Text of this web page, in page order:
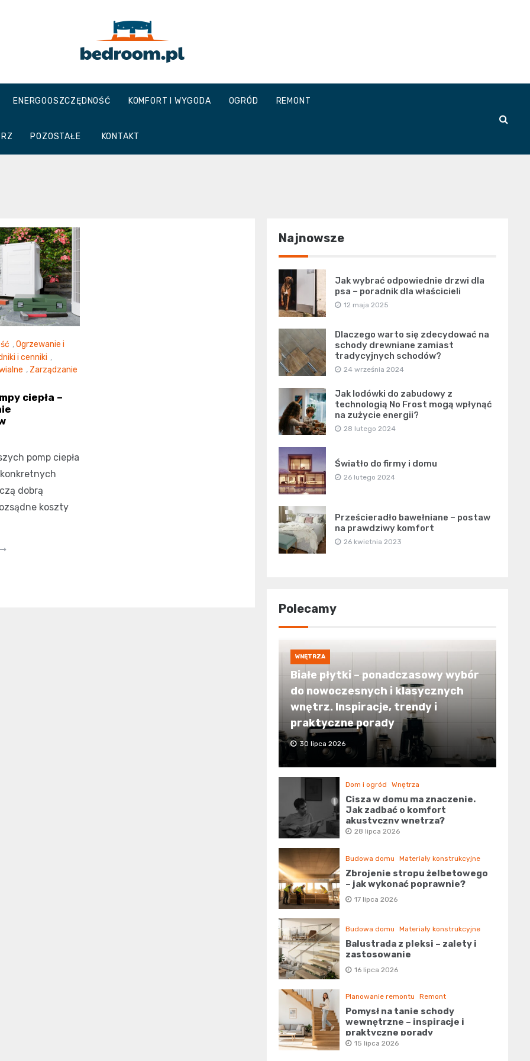
Bedroom.pl
ENERGOOSZCZĘDNOŚĆ KOMFORT I WYGODA OGRÓD REMONT
POZOSTAŁE KONTAKT
,Ogrzewanie i
i cenniki ,
, Zarządzanie
ciepła –
pomp ciepła
dobrą
koszty
Najnowsze
Jak wybrać odpowiednie drzwi dla
psa – poradnik dla właścicieli
12 maja 2025
Dlaczego warto się zdecydować na
schody drewniane zamiast
tradycyjnych schodów?
24 września 2024
Jak lodówki do zabudowy z
technologią No Frost mogą wpłynąć
na zużycie energii?
28 lutego 2024
Światło do firmy i domu
26 lutego 2024
Prześcieradło bawełniane – postaw
na prawdziwy komfort
26 kwietnia 2023
Polecamy
WNĘTRZA
Białe płytki – ponadczasowy wybór
do nowoczesnych i klasycznych
wnętrz. Inspiracje, trendy i
praktyczne porady
30 lipca 2026
Dom i ogród Wnętrza
Cisza w domu ma znaczenie.
Jak zadbać o komfort
akustyczny wnętrza?
28 lipca 2026
Budowa domu Materiały konstrukcyjne
Zbrojenie stropu żelbetowego
– jak wykonać poprawnie?
17 lipca 2026
Budowa domu Materiały konstrukcyjne
Balustrada z pleksi – zalety i
zastosowanie
16 lipca 2026
Planowanie remontu Remont
Pomysł na tanie schody
wewnętrzne – inspiracje i
praktyczne porady
15 lipca 2026